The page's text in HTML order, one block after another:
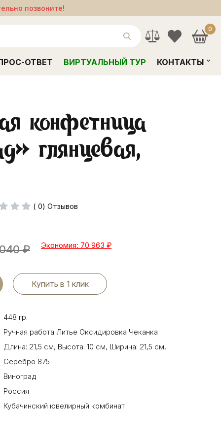
позвоните!
0
ОТВЕТ ВИРТУАЛЬНЫЙ ТУР КОНТАКТЫ
конфетница
глянцевая,
( 0) Отзывов
₽ Экономия: 70 963 ₽
Купить в 1 клик
448 гр.
Ручная работа Литье Оксидировка Чеканка
Длина: 21,5 см, Высота: 10 см, Ширина: 21,5 см,
Серебро 875
Виноград
Россия
Кубачинский ювелирный комбинат